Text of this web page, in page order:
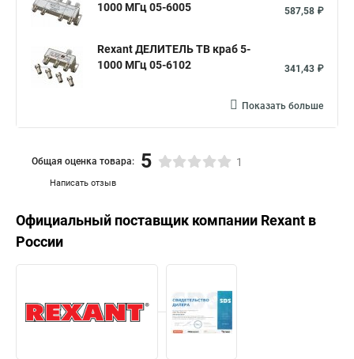
1000 МГц 05-6005
587,58 ₽
Rexant ДЕЛИТЕЛЬ ТВ краб 5-
1000 МГц 05-6102
341,43 ₽
Показать больше
Написать отзыв
Общая оценка товара: 5 1
Официальный поставщик компании Rexant в
России